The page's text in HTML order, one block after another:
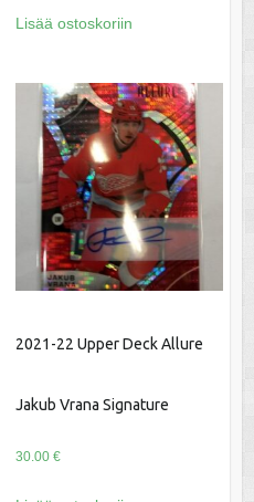
Lisää ostoskoriin
2021-22 Upper Deck Allure
Jakub Vrana Signature
30.00 €